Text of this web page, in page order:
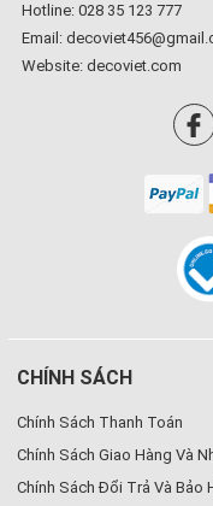
Hotline: 028 35 123 777
Email:
Website: decoviet.com
CHÍNH SÁCH
Chính Sách Thanh Toán
Chính Sách Giao Hàng Và
Chính Sách Đổi Trả Và Bảo